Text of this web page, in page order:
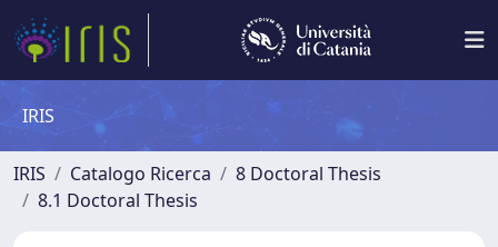
IRIS
IRIS Catalogo Ricerca
8 Doctoral Thesis
8.1 Doctoral Thesis